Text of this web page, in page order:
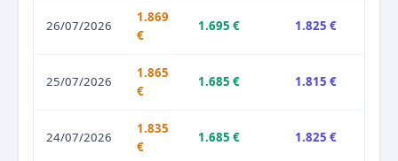
26/07/2026
1.869
€
1.695 € 1.825 €
25/07/2026
1.865
€
1.685 € 1.815 €
24/07/2026
1.835
€
1.685 € 1.825 €